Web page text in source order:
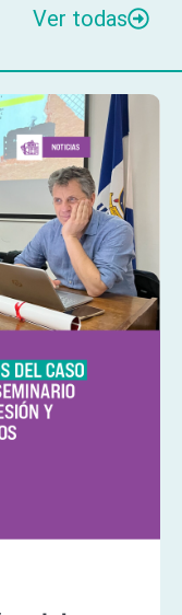
Ver todas